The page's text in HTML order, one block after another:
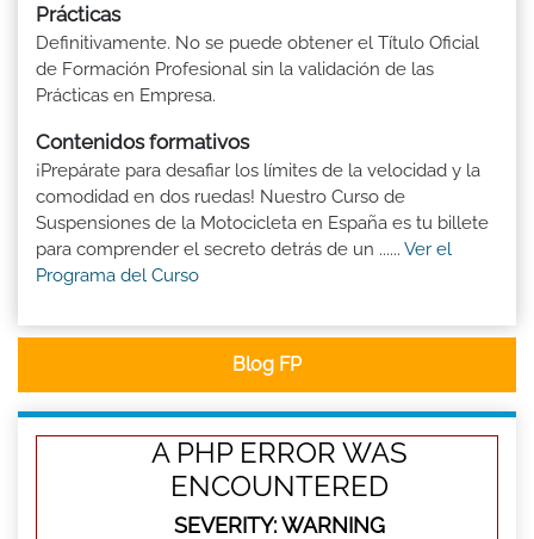
Prácticas
Definitivamente. No se puede obtener el Título Oficial
de Formación Profesional sin la validación de las
Prácticas en Empresa.
Contenidos formativos
¡Prepárate para desafiar los límites de la velocidad y la
comodidad en dos ruedas! Nuestro Curso de
Suspensiones de la Motocicleta en España es tu billete
para comprender el secreto detrás de un ...... Ver el
Programa del Curso
Blog FP
A PHP ERROR WAS
ENCOUNTERED
SEVERITY: WARNING